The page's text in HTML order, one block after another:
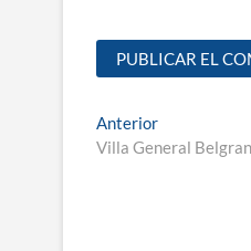
Anterior
Villa General